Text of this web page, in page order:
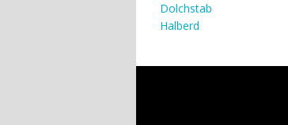
Dolchstab
Halberd